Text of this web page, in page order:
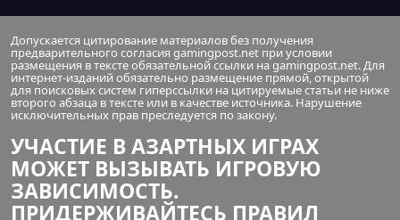
Допускается цитирование материалов без получения
предварительного согласия gamingpost.net при условии
размещения в тексте обязательной ссылки на gamingpost.net. Для
интернет-изданий обязательно размещение прямой, открытой
для поисковых систем гиперссылки на цитируемые статьи не ниже
второго абзаца в тексте или в качестве источника. Нарушение
исключительных прав преследуется по закону.
УЧАСТИЕ В АЗАРТНЫХ ИГРАХ
МОЖЕТ ВЫЗЫВАТЬ ИГРОВУЮ
ЗАВИСИМОСТЬ.
ПРИДЕРЖИВАЙТЕСЬ ПРАВИЛ